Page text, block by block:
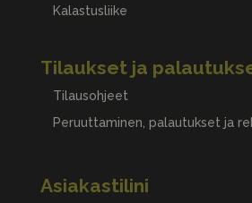
Kalastusliike
Tilaukset ja
Tilausohjeet
Peruuttaminen, palautukset ja
Asiakastilini